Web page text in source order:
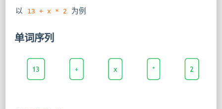
以
13 + x * 2 为例
单词序列